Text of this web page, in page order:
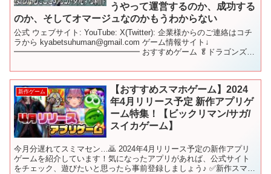
うやって運営するのか、成功する
のか、そしてオマージュなのかもうわからない
公式 ウェブサイト: YouTube: X(Twitter): 企業様からのご連絡はコチ
ラから kyabetsuhuman@gmail.com ゲーム情報サイト↓
━━━━━━━━━━━━━━━━ おすすめゲーム 🥬ドラゴンズド
新作ゲーム
【おすすめスマホゲーム】2024
年4月リリース予定 新作アプリゲ
ーム特集！【ビックリマン/サガ/
スイカゲーム】
今月分遅れてスミマセン…🙇 2024年4月リリース予定の新作アプリ
ゲームを紹介しています！気になったアプリがあれば、公式サイト
をチェック、遊びたいと思ったら事前登録しましょう♪ ✅新作スマホ